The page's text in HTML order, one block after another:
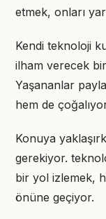
etmek, onları
Kendi teknoloji
ilham verecek
Yaşananlar
hem de
Konuya
gerekiyor.
bir yol izlemek,
önüne geçiyor.